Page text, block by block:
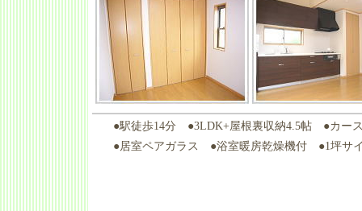
●駅徒歩14分 ●3LDK+屋根裏収納4.5帖 ●カ
●居室ペアガラス ●浴室暖房乾燥機付 ●1坪サ